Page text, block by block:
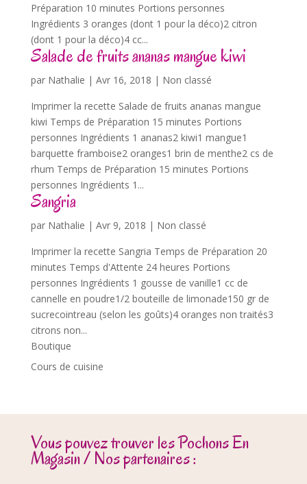
Préparation 10 minutes Portions personnes
Ingrédients 3 oranges (dont 1 pour la déco)2 citron
(dont 1 pour la déco)4 cc...
Salade de fruits ananas mangue kiwi
par Nathalie | Avr 16, 2018 | Non classé
Imprimer la recette Salade de fruits ananas mangue
kiwi Temps de Préparation 15 minutes Portions
personnes Ingrédients 1 ananas2 kiwi1 mangue1
barquette framboise2 oranges1 brin de menthe2 cs de
rhum Temps de Préparation 15 minutes Portions
personnes Ingrédients 1...
Sangria
par Nathalie | Avr 9, 2018 | Non classé
Imprimer la recette Sangria Temps de Préparation 20
minutes Temps d'Attente 24 heures Portions
personnes Ingrédients 1 gousse de vanille1 cc de
cannelle en poudre1/2 bouteille de limonade150 gr de
sucrecointreau (selon les goûts)4 oranges non traités3
citrons non...
Boutique
Cours de cuisine
Vous pouvez trouver les Pochons En
Magasin / Nos partenaires :